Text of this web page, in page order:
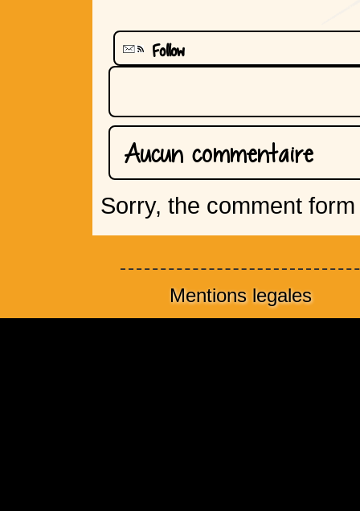
Follow
Aucun commentaire
Sorry, the comment
Mentions legales